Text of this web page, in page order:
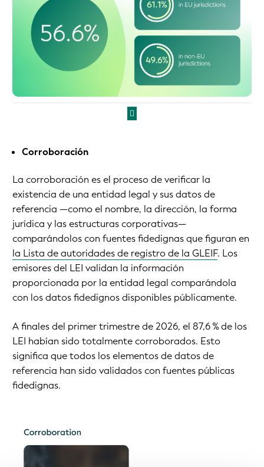
Corroboración
La corroboración es el proceso de verificar la
existencia de una entidad legal y sus datos de
referencia —como el nombre, la dirección, la forma
jurídica y las estructuras corporativas—
comparándolos con fuentes fidedignas que figuran en
la Lista de autoridades de registro de la GLEIF. Los
emisores del LEI validan la información
proporcionada por la entidad legal comparándola
con los datos fidedignos disponibles públicamente.
A finales del primer trimestre de 2026, el 87,6 % de los
LEI habían sido totalmente corroborados. Esto
significa que todos los elementos de datos de
referencia han sido validados con fuentes públicas
fidedignas.